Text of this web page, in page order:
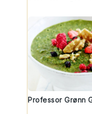
Professor Grønn